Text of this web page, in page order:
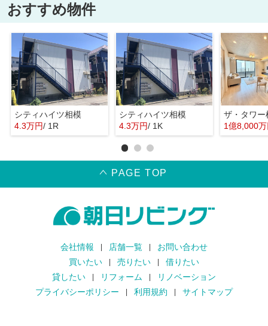
おすすめ物件
シティハイツ相模
4.3万円/ 1R
シティハイツ相模
4.3万円/ 1K
ザ・タワー
1億8,000
PAGE TOP
会社情報 店舗一覧
お問い合わせ
買いたい
売りたい
借りたい
貸したい
リフォーム
リノベーション
プライバシーポリシー
利用規約 サイトマップ